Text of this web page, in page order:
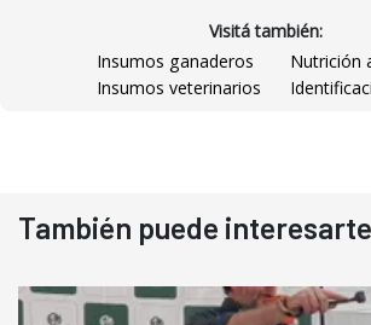
Visitá también:
Insumos ganaderos
Nutrición
Insumos veterinarios
También puede interesarte